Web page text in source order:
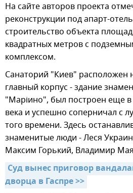
На сайте авторов проекта
реконструкции под апарт-
строительство объекта
квадратных метров с
комплексом.
Санаторий "Киев" расположен
главный корпус - здание
"Марiино", был построен еще в
века и успешно соперничал с
того времени. Здесь
знаменитые люди - Леся
Максим Горький, Владимир
Суд вынес приговор
дворца в Гаспре >>